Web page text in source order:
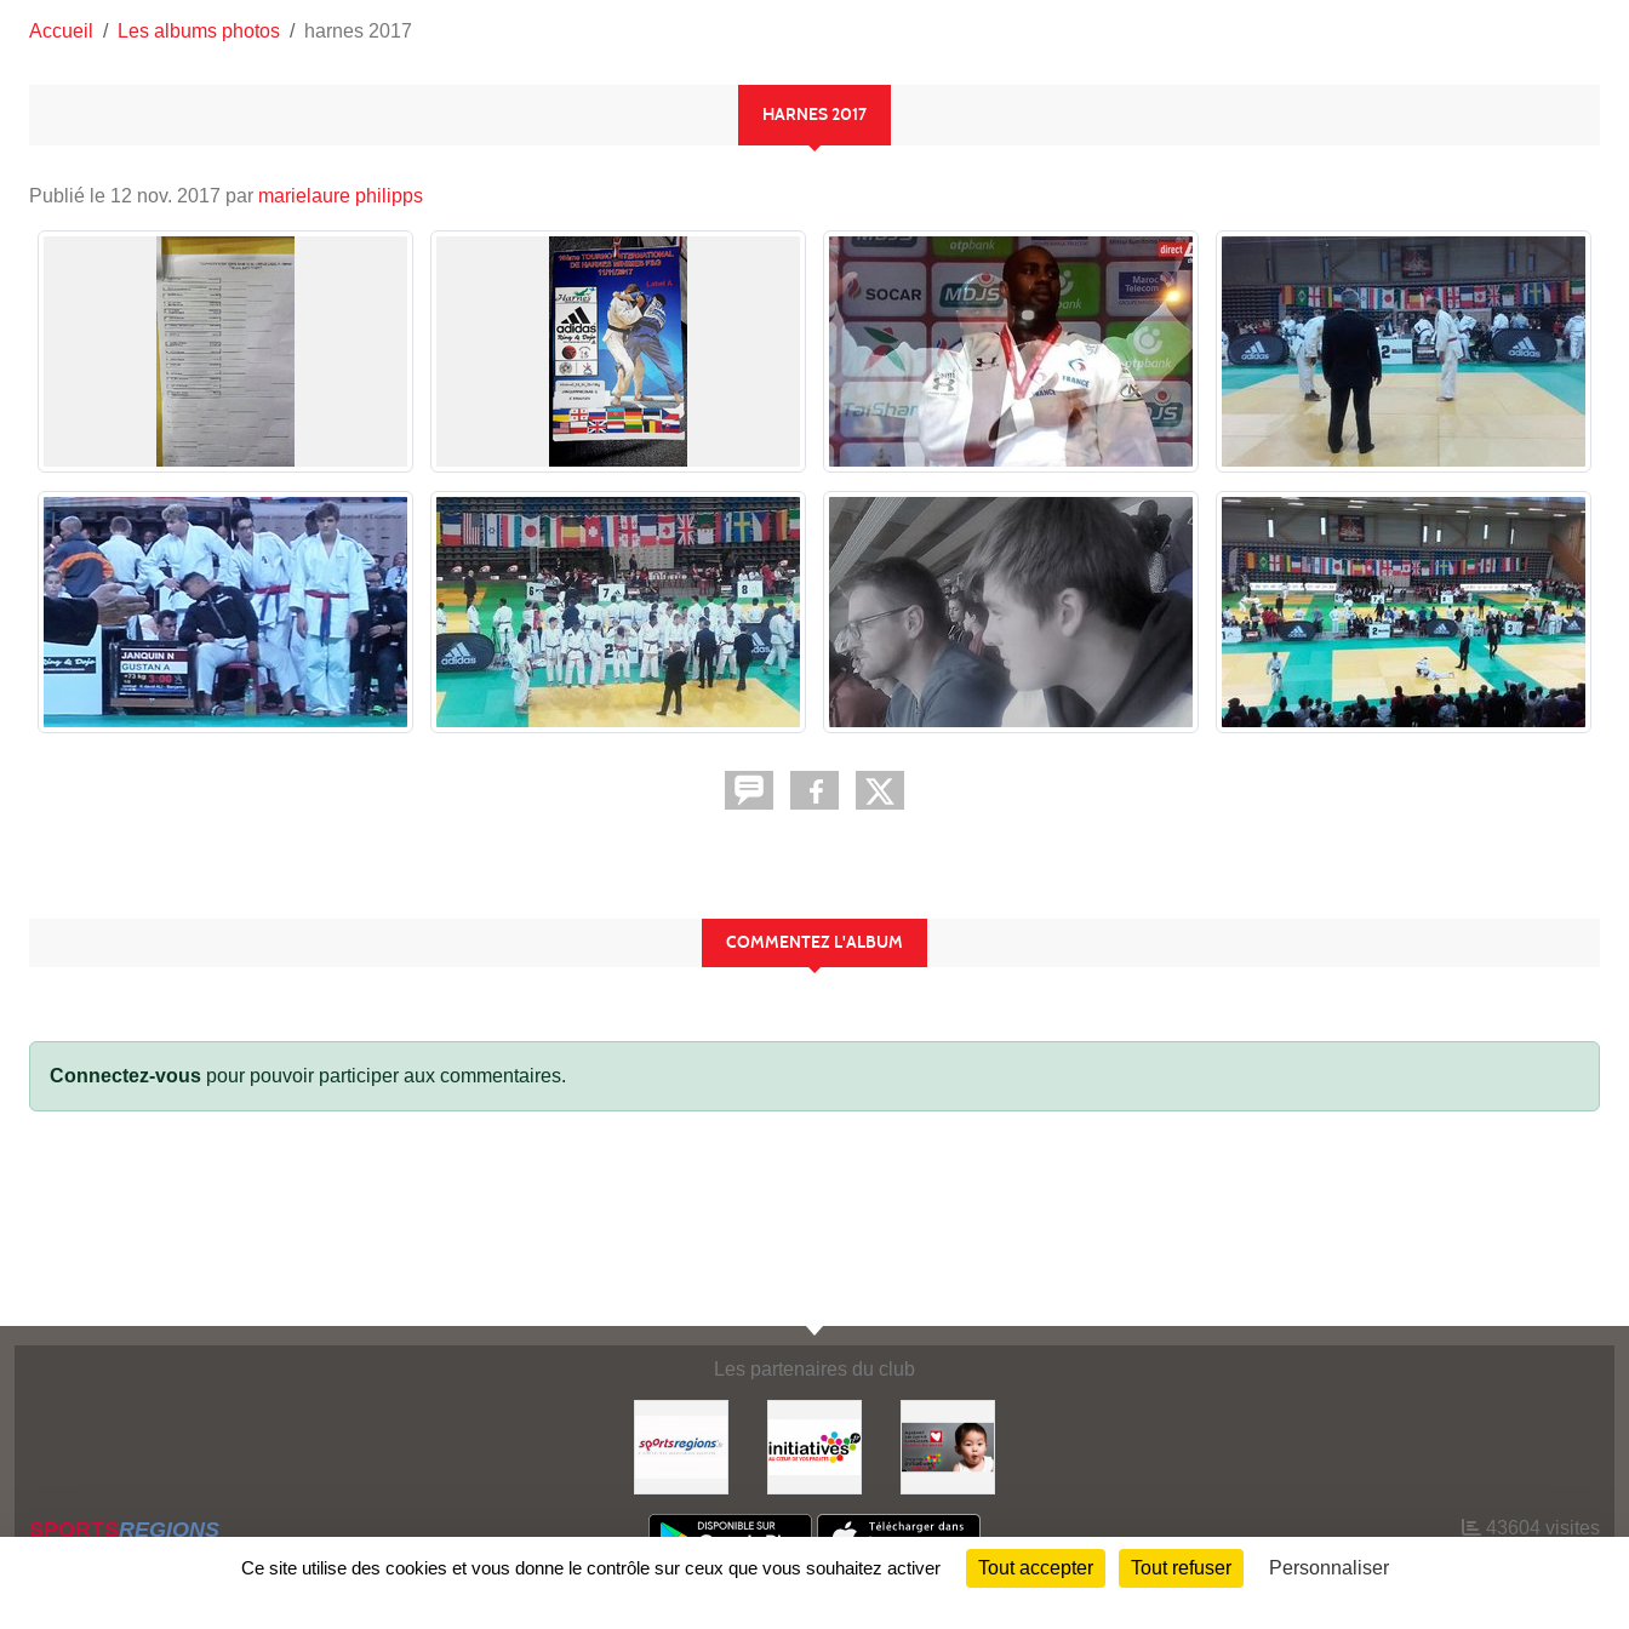
Accueil Les albums photos harnes 2017
HARNES 2017
Publié le 12 nov. 2017 par marielaure philipps
COMMENTEZ L'ALBUM
Connectez-vous pour pouvoir participer aux commentaires.
Les partenaires du club
SPORTSREGIONS 43604 visites
Ce site utilise des cookies et vous donne le contrôle sur ceux que vous souhaitez activer Tout accepter Tout refuser Personnaliser